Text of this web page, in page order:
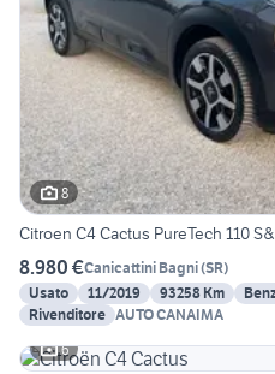
8
Citroen C4 Cactus PureTech 110
8.980 €Canicattini Bagni(SR)
Usato
11/2019 93258 Km
Rivenditore AUTO CANAIMA
6